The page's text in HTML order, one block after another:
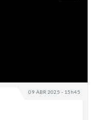
09 ABR 2025 - 15h45